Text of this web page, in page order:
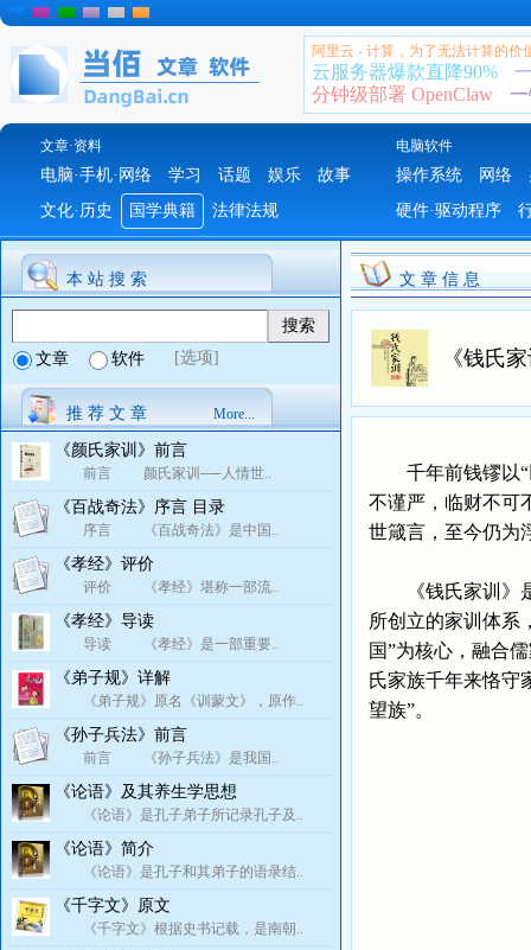
阿里云 - 计算，为了无法计算的价
云服务器爆款直降90%
分钟级部署 OpenClaw
文章·资料 电脑软件
电脑·手机·网络 学习 话题 娱乐
故事
文化·历史
国学典籍 法律法规
操作系统 网络
硬件·驱动程序
本 站 搜 索
文章 软件 [选项]
推 荐 文 章 More...
《颜氏家训》前言
前言 颜氏家训──人情世..
《百战奇法》序言 目录
序言 《百战奇法》是中国..
《孝经》评价
评价 《孝经》堪称一部流..
《孝经》导读
导读 《孝经》是一部重要..
《弟子规》详解
《弟子规》原名《训蒙文》，原作..
《孙子兵法》前言
前言 《孙子兵法》是我国..
《论语》及其养生学思想
《论语》是孔子弟子所记录孔子及..
《论语》简介
《论语》是孔子和其弟子的语录结..
《千字文》原文
《千字文》根据史书记载，是南朝..
文 章 信 息
《钱氏
千年前钱镠以“
不谨严，临财不可
世箴言，至今仍为
《钱氏家训》是
所创立的家训体系
国”为核心，融合
氏家族千年来恪守
望族”。